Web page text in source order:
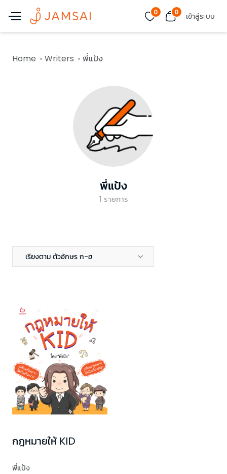
0 0 เข้าสู่ระบบ
Home Writers พี่แป้ง
พี่แป้ง
1 รายการ
เรียงตาม ตัวอักษร ก-ฮ
กฎหมายให้ KID
พี่แป้ง